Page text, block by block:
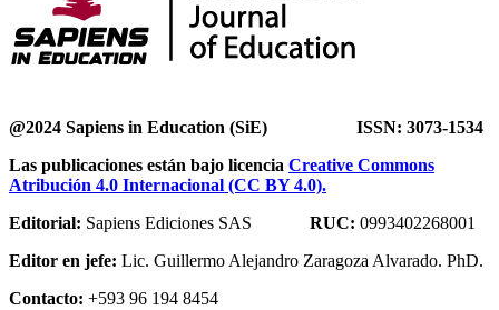
@2024 Sapiens in Education (SiE) ISSN: 3073-1534
Las publicaciones están bajo licencia Creative Commons
Atribución 4.0 Internacional (CC BY 4.0).
Editorial: Sapiens Ediciones SAS RUC: 0993402268001
Editor en jefe: Lic. Guillermo Alejandro Zaragoza Alvarado. PhD.
Contacto: +593 96 194 8454